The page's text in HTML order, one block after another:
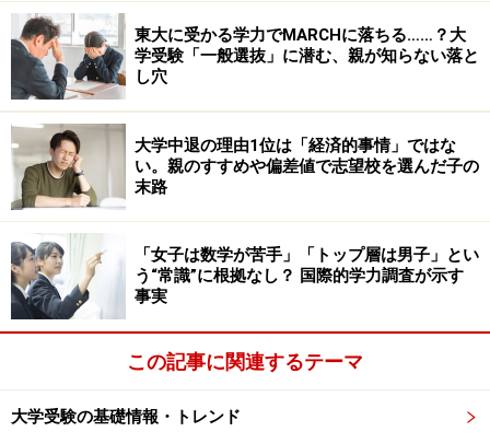
※記事内容は執筆時点のものです。最新の内容をご確認くださ
い。
1/2 次のページへ
東大に受かる学力でMARCHに落ちる……？大
学受験「一般選抜」に潜む、親が知らない落と
し穴
大学中退の理由1位は「経済的事情」ではな
い。親のすすめや偏差値で志望校を選んだ子の
末路
「女子は数学が苦手」「トップ層は男子」とい
う“常識”に根拠なし？ 国際的学力調査が示す
事実
この記事に関連するテーマ
大学受験の基礎情報・トレンド